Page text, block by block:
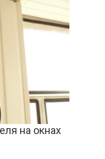
на окнах